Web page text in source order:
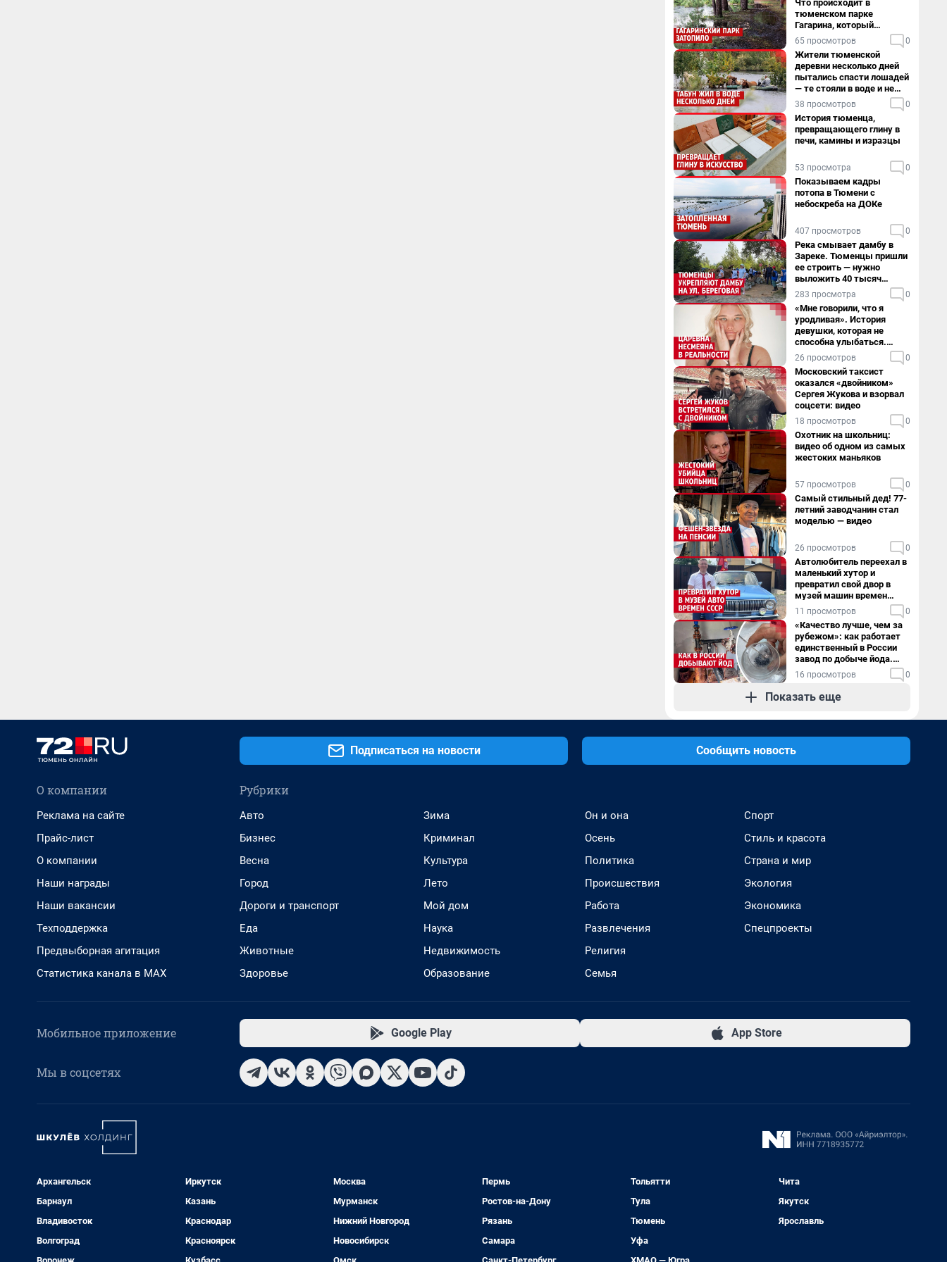
Что происходит в
тюменском парке
Гагарина, который
поглощает черная вода
65 просмотров 0
Жители тюменской
деревни несколько дней
пытались спасти лошадей
— те стояли в воде и не
хотели уходить
38 просмотров 0
История тюменца,
превращающего глину в
печи, камины и изразцы
53 просмотра 0
Показываем кадры
потопа в Тюмени с
небоскреба на ДОКе
407 просмотров 0
Река смывает дамбу в
Зареке. Тюменцы пришли
ее строить — нужно
выложить 40 тысяч
мешков за сутки
283 просмотра 0
«Мне говорили, что я
уродливая». История
девушки, которая не
способна улыбаться.
Видео
26 просмотров 0
Московский таксист
оказался «двойником»
Сергея Жукова и взорвал
соцсети: видео
18 просмотров 0
Охотник на школьниц:
видео об одном из самых
жестоких маньяков
57 просмотров 0
Самый стильный дед! 77-
летний заводчанин стал
моделью — видео
26 просмотров 0
Автолюбитель переехал в
маленький хутор и
превратил свой двор в
музей машин времен
СССР. Видео
11 просмотров 0
«Качество лучше, чем за
рубежом»: как работает
единственный в России
завод по добыче йода.
Видео
16 просмотров 0
Показать еще
Подписаться на новости Сообщить новость
О компании
Реклама на сайте
Прайс-лист
О компании
Наши награды
Наши вакансии
Техподдержка
Предвыборная агитация
Статистика канала в MAX
Рубрики
Авто
Бизнес
Весна
Город
Дороги и транспорт
Еда
Животные
Здоровье
Зима
Криминал
Культура
Лето
Мой дом
Наука
Недвижимость
Образование
Он и она
Осень
Политика
Происшествия
Работа
Развлечения
Религия
Семья
Спорт
Стиль и красота
Страна и мир
Экология
Экономика
Спецпроекты
Мобильное приложение Google Play App Store
Мы в соцсетях
Архангельск
Барнаул
Владивосток
Волгоград
Иркутск
Казань
Краснодар
Красноярск
Москва
Мурманск
Нижний Новгород
Новосибирск
Пермь
Ростов-на-Дону
Рязань
Самара
Тольятти
Тула
Тюмень
Уфа
Чита
Якутск
Ярославль